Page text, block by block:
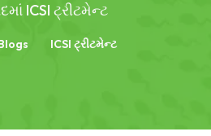
ICSI ટ્રીટમેન્ટ
ICSI ટ્રીટમેન્ટ